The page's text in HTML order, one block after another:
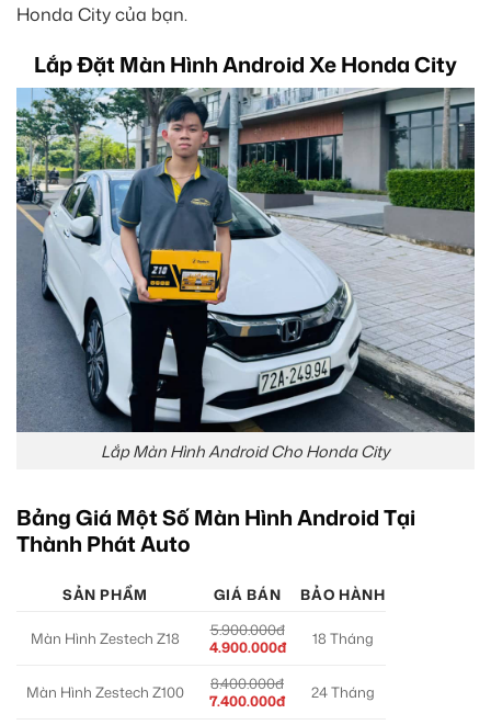
Honda City của bạn.
Lắp Đặt Màn Hình Android Xe Honda City
Lắp Màn Hình Android Cho Honda City
Bảng Giá Một Số Màn Hình Android Tại
Thành Phát Auto
SẢN PHẨM GIÁ BÁN BẢO HÀNH
Màn Hình Zestech Z18
5.900.000đ
4.900.000đ
18 Tháng
Màn Hình Zestech Z100
8.400.000đ
7.400.000đ
24 Tháng